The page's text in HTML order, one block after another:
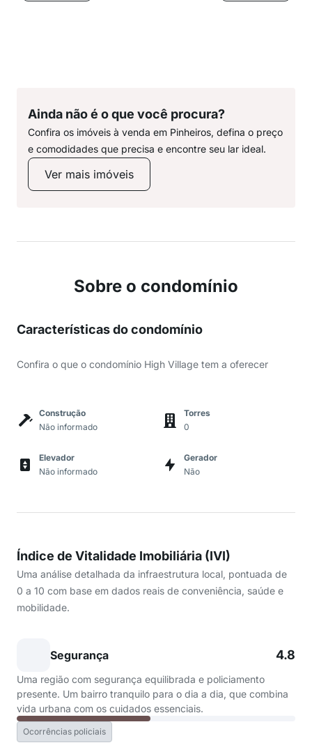
Ainda não é o que você procura?
Confira os imóveis à venda em Pinheiros, defina o preço
e comodidades que precisa e encontre seu lar ideal.
Ver mais imóveis
Sobre o condomínio
Características do condomínio
Confira o que o condomínio High Village tem a oferecer
Construção
Não informado
Torres
0
Elevador
Não informado
Gerador
Não
Índice de Vitalidade Imobiliária (IVI)
Uma análise detalhada da infraestrutura local, pontuada de
0 a 10 com base em dados reais de conveniência, saúde e
mobilidade.
Segurança 4.8
Uma região com segurança equilibrada e policiamento
presente. Um bairro tranquilo para o dia a dia, que combina
vida urbana com os cuidados essenciais.
Ocorrências policiais